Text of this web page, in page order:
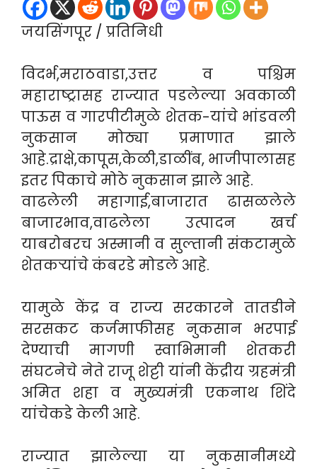
जयसिंगपूर / प्रतिनिधी
विदर्भ,मराठवाडा,उत्तर व पश्चिम
महाराष्ट्रासह राज्यात पडलेल्या अवकाळी
पाऊस व गारपीटीमुळे शेतक-यांचे भांडवली
नुकसान मोठ्या प्रमाणात झाले
आहे.द्राक्षे,कापूस,केळी,डाळींब, भाजीपालासह
इतर पिकाचे मोठे नुकसान झाले आहे.
वाढलेली महागाई,बाजारात ढासळलेले
बाजारभाव,वाढलेला उत्पादन खर्च
याबरोबरच अस्मानी व सुल्तानी संकटामुळे
शेतकऱ्यांचे कंबरडे मोडले आहे.
यामुळे केंद्र व राज्य सरकारने तातडीने
सरसकट कर्जमाफीसह नुकसान भरपाई
देण्याची मागणी स्वाभिमानी शेतकरी
संघटनेचे नेते राजू शेट्टी यांनी केंद्रीय ग्रहमंत्री
अमित शहा व मुख्यमंत्री एकनाथ शिंदे
यांचेकडे केली आहे.
राज्यात झालेल्या या नुकसानीमध्ये